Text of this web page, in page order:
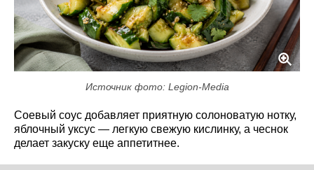
Источник фото: Legion-Media
Соевый соус добавляет приятную солоноватую нотку,
яблочный уксус — легкую свежую кислинку, а чеснок
делает закуску еще аппетитнее.